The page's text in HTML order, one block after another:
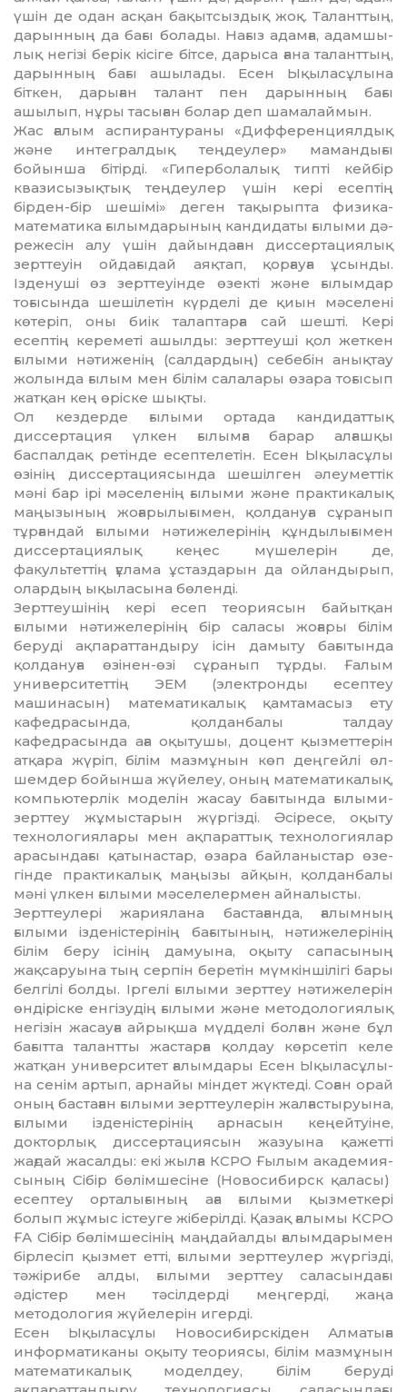
үшін де одан асқан бақытсыздық жоқ. Таланттың,
дарынның да бағы болады. Нағыз адамға, адам­шы­
лық негізі берік кісіге бітсе, дарыса ғана та­ланттың,
дарынның бағы ашылады. Есен Ықыласұлына
біткен, дарыған талант пен дарынның бағы
ашылып, нұры та­сыған болар деп шамалаймын.
Жас ғалым аспирантураны «Диф­фе­рен­циялдық
және интегралдық теңдеулер» мамандығы
бойынша бітірді. «Гипербо­ла­лық типті кейбір
квазисы­зықтық тең­деу­лер үшін кері есептің
бірден-бір шешімі» де­ген тақырыпта физика-
математика ғы­лым­дарының кандидаты ғылыми дә­
ре­же­сін алу үшін дайындаған диссертациялық
зерт­теуін ойдағыдай аяқтап, қорғауға ұсын­ды.
Ізденуші өз зерттеуінде өзекті жә­не ғылымдар
тоғысында шешілетін күр­делі де қиын мәселені
көтеріп, оны биік талаптарға сай шешті. Кері
есептің ке­реметі ашылды: зерттеуші қол жеткен
ғы­лыми нәтиженің (салдардың) себебін анық­тау
жолында ғылым мен білім салала­ры өзара тоғысып
жатқан кең өріске шық­ты.
Ол кездерде ғылыми ортада канди­даттық
диссертация үлкен ғылымға барар алғашқы
баспалдақ ретінде есеп­теле­тін. Есен Ықыласұлы
өзінің диссертациясында шешілген әлеуметтік
мәні бар ірі мәсе­ленің ғылыми және практикалық
маңы­зы­ның жоғарылы­ғымен, қолдануға сұ­ра­­нып
тұрғандай ғылыми нәтижелерінің құндылығымен
диссертациялық кеңес мү­шелерін де,
факультеттің ғұлама ұстаз­да­рын да ойландырып,
олардың ықы­ла­сына бөленді.
Зерттеушінің кері есеп теориясын байыт­қан
ғылыми нәтижелерінің бір сала­сы жоғары білім
беруді ақпарат­тандыру ісін дамыту бағытында
қолдануға өзінен-өзі сұранып тұрды. Ғалым
университеттің ЭЕМ (электронды есептеу
машинасын) математикалық қамта­масыз ету
кафедра­сында, қолданбалы талдау
кафедрасында аға оқытушы, доцент қызметтерін
атқара жүріп, білім мазмұнын көп деңгейлі өл­
шем­дер бойынша жүйелеу, оның мате­ма­тикалық,
компьютерлік моделін жасау ба­ғытында ғылыми-
зерттеу жұмыстарын жүр­гізді. Әсіресе, оқыту
технологиялары мен ақпараттық технологиялар
ара­сын­дағы қатынастар, өзара байланыстар өзе­
гінде практикалық маңызы айқын, қол­данбалы
мәні үлкен ғылыми мәсе­ле­лер­мен айналысты.
Зерттеулері жариялана бастағанда, ға­лымның
ғылыми ізденістерінің бағы­ты­ның, нәтижелерінің
білім беру ісінің дамуына, оқыту сапасының
жақсаруына тың серпін беретін мүмкіншілігі бары
белгілі болды. Іргелі ғылыми зерттеу нәтижелерін
өндіріске енгізудің ғылыми және методо­ло­гиялық
негізін жасауға айрықша мүд­делі болған және бұл
бағытта талантты жас­тарға қолдау көрсетіп келе
жатқан уни­­верситет ғалымдары Есен Ықы­ласұлы­
на сенім артып, арнайы міндет жүктеді. Со­ған орай
оның бастаған ғылыми зерт­теулерін жалғастыруына,
ғылыми із­де­ністерінің арнасын кеңейтуіне,
докторлық диссертациясын жазуына қажетті
жағдай жасалды: екі жылға КСРО Ғылым акаде­мия­
сының Сібір бөлімшесіне (Новосибирск қаласы)
есептеу орталығының аға ғылыми қызметкері
болып жұмыс істеуге жі­­берілді. Қазақ ғалымы КСРО
ҒА Сібір бө­­лімшесінің маңдайалды ғалымдарымен
бір­­лесіп қызмет етті, ғылыми зерттеулер жүр­­гізді,
тәжірибе алды, ғылыми зерттеу са­ласындағы
әдістер мен тәсілдерді мең­герді, жаңа
методология жүйелерін игер­ді.
Есен Ықыласұлы Новосибирскіден Ал­матыға
информатиканы оқыту теориясы, білім мазмұнын
математикалық мо­дел­деу, білім беруді